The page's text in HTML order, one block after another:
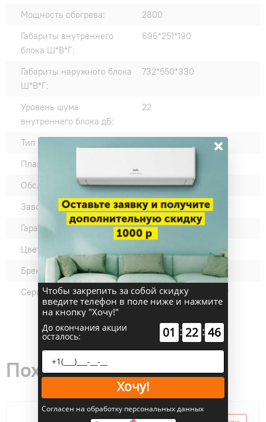
Мощность обогрева:
2800
Габариты внутреннего
блока Ш*В*Г:
696*251*190
Габариты наружного блока
Ш*В*Г:
732*550*330
Уровень шума
внутреннего блока дБ:
22
Тип хладагента (фреона):
Плазменный фильтр:
Обслуживаемая площадь:
30
Завод-изготовитель:
GREE
Гарантия производителя:
12
Цвет внутреннего блока:
Бренд:
5875
Серии:
GRIDA DC EU Inverter
Похожие товары
×
Чтобы закрепить за собой скидку
введите телефон в поле ниже и нажмите
на кнопку "Хочу!"
До окончания акции
осталось: 01 : 22 : 45
Хочу!
Согласен на обработку персональных данных